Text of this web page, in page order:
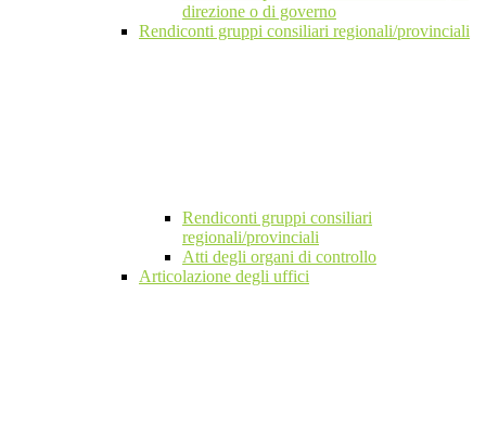
direzione o di governo
Rendiconti gruppi consiliari regionali/provinciali
Rendiconti gruppi consiliari
regionali/provinciali
Atti degli organi di controllo
Articolazione degli uffici